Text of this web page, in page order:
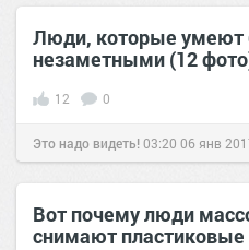
Люди, которые умеют
незаметными (12
12 0
Это надо видеть!03:20 06 янв
Вот почему люди
снимают пластиковые